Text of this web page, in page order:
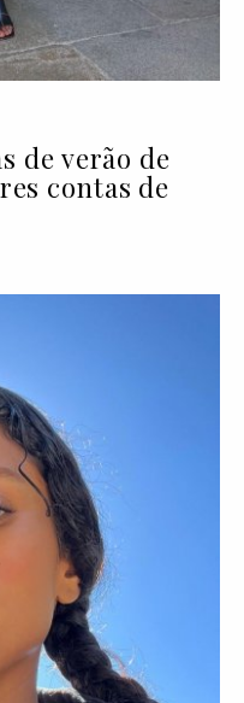
de verão de
contas de